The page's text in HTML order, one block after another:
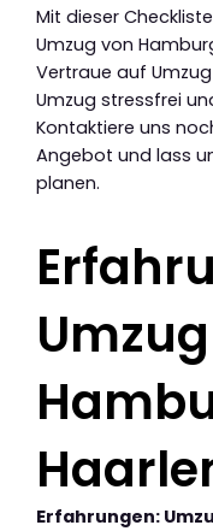
Mit dieser
Umzug von
Vertraue auf
Umzug stressfrei
Kontaktiere uns
Angebot und lass
planen.
Erfahrungen: